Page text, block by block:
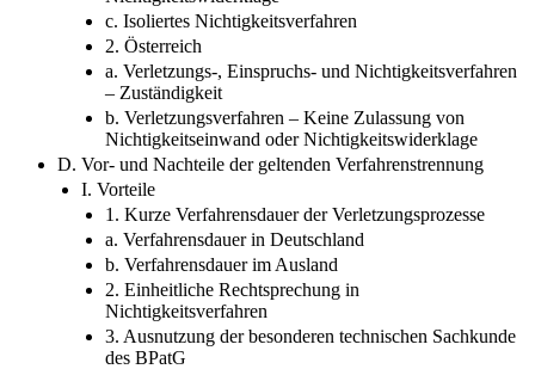
c. Isoliertes Nichtigkeitsverfahren
2. Österreich
a. Verletzungs-, Einspruchs- und Nichtigkeitsverfahren
– Zuständigkeit
b. Verletzungsverfahren – Keine Zulassung von
Nichtigkeitseinwand oder Nichtigkeitswiderklage
D. Vor- und Nachteile der geltenden Verfahrenstrennung
I. Vorteile
1. Kurze Verfahrensdauer der Verletzungsprozesse
a. Verfahrensdauer in Deutschland
b. Verfahrensdauer im Ausland
2. Einheitliche Rechtsprechung in
Nichtigkeitsverfahren
3. Ausnutzung der besonderen technischen Sachkunde
des BPatG